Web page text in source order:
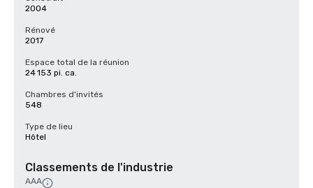
2004
Rénové
2017
Espace total de la réunion
24 153 pi. ca.
Chambres d'invités
548
Type de lieu
Hôtel
Classements de l'industrie
AAA